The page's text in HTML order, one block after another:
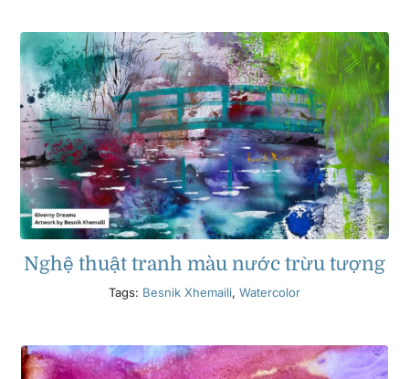
Nghệ thuật tranh màu nước trừu tượng
Tags: Besnik Xhemaili, Watercolor